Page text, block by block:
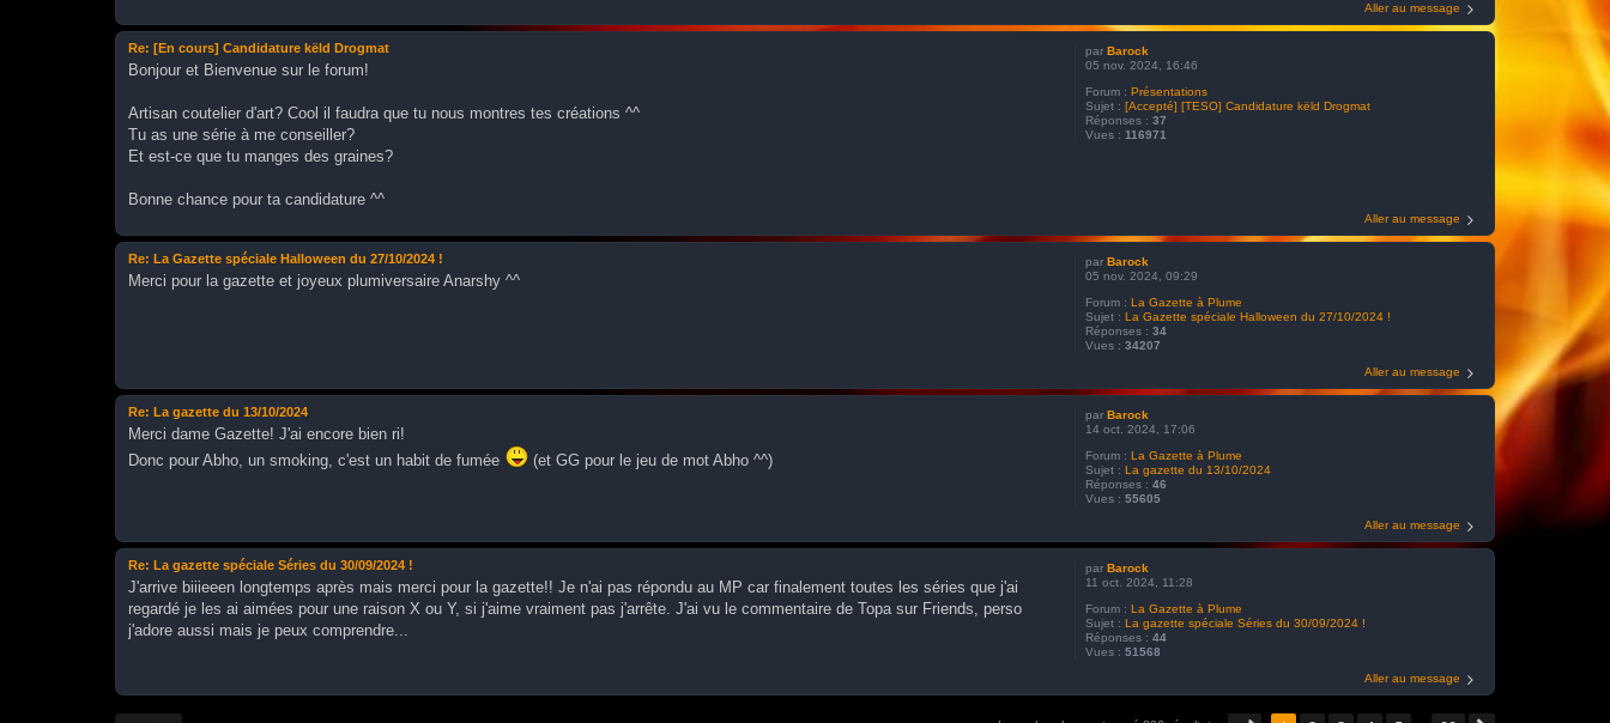
Aller au message
par Barock
05 nov. 2024, 16:46
Forum : Présentations
Sujet : [Accepté] [TESO] Candidature këld Drogmat
Réponses : 37
Vues : 116971
Re: [En cours] Candidature këld Drogmat
Bonjour et Bienvenue sur le forum!
Artisan coutelier d'art? Cool il faudra que tu nous montres tes créations ^^
Tu as une série à me conseiller?
Et est-ce que tu manges des graines?
Bonne chance pour ta candidature ^^
Aller au message
par Barock
05 nov. 2024, 09:29
Forum : La Gazette à Plume
Sujet : La Gazette spéciale Halloween du 27/10/2024 !
Réponses : 34
Vues : 34207
Re: La Gazette spéciale Halloween du 27/10/2024 !
Merci pour la gazette et joyeux plumiversaire Anarshy ^^
Aller au message
par Barock
14 oct. 2024, 17:06
Forum : La Gazette à Plume
Sujet : La gazette du 13/10/2024
Réponses : 46
Vues : 55605
Re: La gazette du 13/10/2024
Merci dame Gazette! J'ai encore bien ri!
Donc pour Abho, un smoking, c'est un habit de fumée
(et GG pour le jeu de mot Abho ^^)
Aller au message
par Barock
11 oct. 2024, 11:28
Forum : La Gazette à Plume
Sujet : La gazette spéciale Séries du 30/09/2024 !
Réponses : 44
Vues : 51568
Re: La gazette spéciale Séries du 30/09/2024 !
J'arrive biiieeen longtemps après mais merci pour la gazette!! Je n'ai pas répondu au MP car finalement toutes les séries que j'ai
regardé je les ai aimées pour une raison X ou Y, si j'aime vraiment pas j'arrête. J'ai vu le commentaire de Topa sur Friends, perso
j'adore aussi mais je peux comprendre...
Aller au message